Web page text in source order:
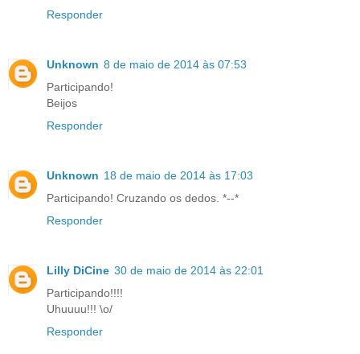
Responder
Unknown 8 de maio de 2014 às 07:53
Participando!
Beijos
Responder
Unknown 18 de maio de 2014 às 17:03
Participando! Cruzando os dedos. *--*
Responder
Lilly DiCine 30 de maio de 2014 às 22:01
Participando!!!!
Uhuuuu!!! \o/
Responder